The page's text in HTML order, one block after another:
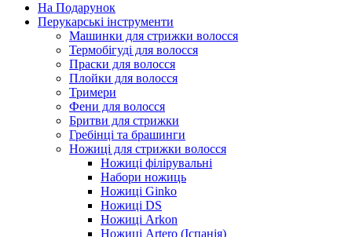
На Подарунок
Перукарські інструменти
Машинки для стрижки волосся
Термобігуді для волосся
Праски для волосся
Плойки для волосся
Тримери
Фени для волосся
Бритви для стрижки
Гребінці та брашинги
Ножиці для стрижки волосся
Ножиці філірувальні
Набори ножиць
Ножиці Ginko
Ножиці DS
Ножиці Arkon
Ножиці Artero (Іспанія)